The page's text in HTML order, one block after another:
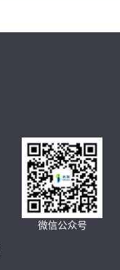
微信公众号